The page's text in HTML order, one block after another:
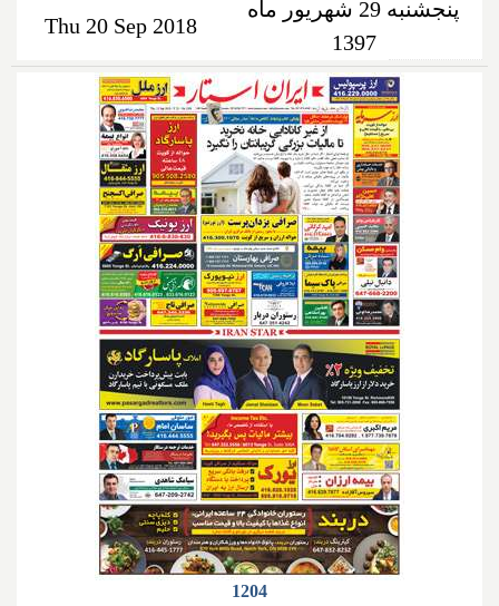
پنجشنبه 29 شهریور ماه
1397
Thu 20 Sep 2018
1204